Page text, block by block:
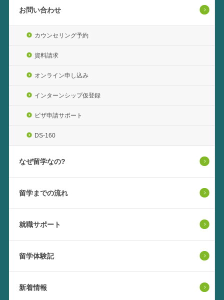
お問い合わせ
カウンセリング予約
資料請求
オンライン申し込み
インターンシップ仮登録
ビザ申請サポート
DS-160
なぜ留学なの?
留学までの流れ
就職サポート
留学体験記
新着情報